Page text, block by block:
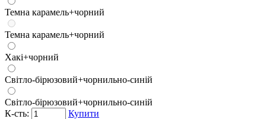
Темна карамель+чорний
Темна карамель+чорний
Хакі+чорний
Світло-бірюзовий+чорнильно-синій
Світло-бірюзовий+чорнильно-синій
К-сть:
Купити